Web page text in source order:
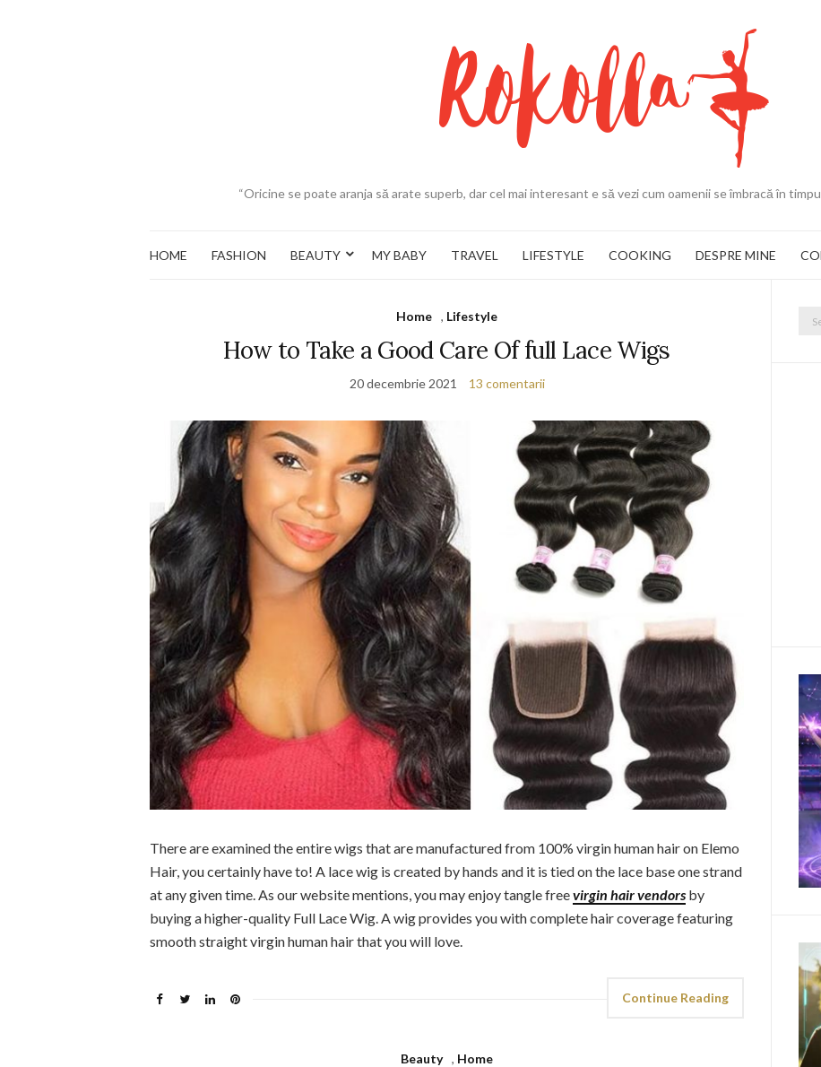
“Oricine se poate aranja să arate superb, dar cel mai interesant e să vezi cum oamenii se îmbracă în
HOME FASHION BEAUTY MY BABY TRAVEL LIFESTYLE COOKING DESPRE MINE
Home , Lifestyle
How to Take a Good Care Of full Lace Wigs
20 decembrie 2021 13 comentarii
There are examined the entire wigs that are manufactured from 100% virgin human hair on Elemo
Hair, you certainly have to! A lace wig is created by hands and it is tied on the lace base one strand
at any given time. As our website mentions, you may enjoy tangle freevirgin hair vendors by
buying a higher-quality Full Lace Wig. A wig provides you with complete hair coverage featuring
smooth straight virgin human hair that you will love.
Continue Reading
Beauty , Home